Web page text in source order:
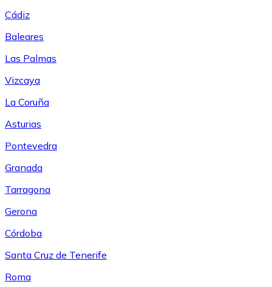
Cádiz
Baleares
Las Palmas
Vizcaya
La Coruña
Asturias
Pontevedra
Granada
Tarragona
Gerona
Córdoba
Santa Cruz de Tenerife
Roma